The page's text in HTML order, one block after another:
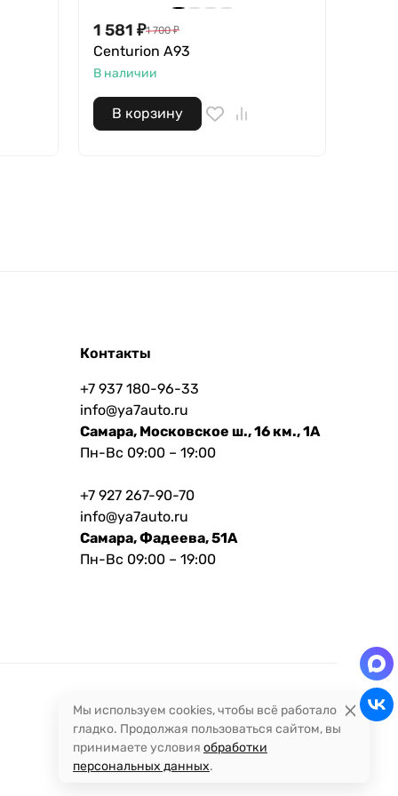
1 581 ₽1 700 ₽
Centurion A93
В наличии
В корзину
Контакты
+7 937 180-96-33
info@ya7auto.ru
Самара, Московское ш., 16 км., 1А
Пн-Вс 09:00 – 19:00
+7 927 267-90-70
info@ya7auto.ru
Самара, Фадеева, 51А
Пн-Вс 09:00 – 19:00
Мы используем cookies, чтобы всё работало
гладко. Продолжая пользоваться сайтом, вы
принимаете условия обработки
персональных данных.